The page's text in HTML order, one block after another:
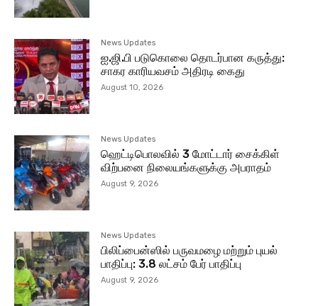
News Updates
ஐ.ஜி.பி படுகொலை தொடர்பான கருத்து:
சாகர காரியவசம் அதிரடி கைது
August 10, 2026
News Updates
ஹெட்டிபொலவில் 3 மோட்டார் சைக்கிள்
விற்பனை நிலையங்களுக்கு அபராதம்
August 9, 2026
News Updates
பிலிப்பைன்ஸில் பருவமழை மற்றும் புயல்
பாதிப்பு: 3.8 லட்சம் பேர் பாதிப்பு
August 9, 2026